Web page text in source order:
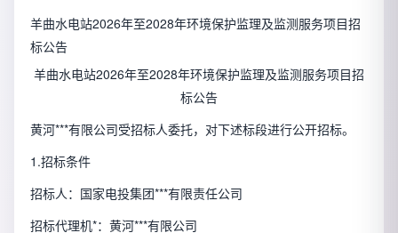
​羊曲水电站2026年至2028年环境保护监理及监测服务项目招
标公告
羊曲水电站2026年至2028年环境保护监理及监测服务项目招
标公告
黄河***有限公司受招标人委托，对下述标段进行公开招标。
1.招标条件
招标人：国家电投集团***有限责任公司
招标代理机*：黄河***有限公司